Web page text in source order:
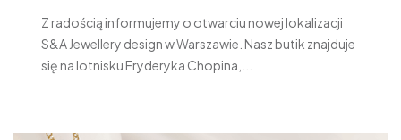
Z radością informujemy o otwarciu nowej lokalizacji
S&A Jewellery design w Warszawie. Nasz butik znajduje
się na lotnisku Fryderyka Chopina,...